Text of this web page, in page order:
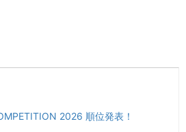
2026 順位発表！